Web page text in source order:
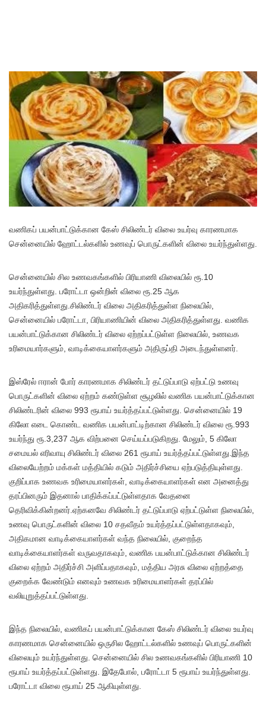
வணிகப் பயன்பாட்டுக்கான கேஸ் சிலிண்டர் விலை உயர்வு காரணமாக
சென்னையில் ஹோட்டல்களில் உணவுப் பொருட்களின் விலை உயர்ந்துள்ளது.
சென்னையில் சில உணவகங்களில் பிரியாணி விலையில் ரூ.10
உயர்ந்துள்ளது. பரோட்டா ஒன்றின் விலை ரூ.25 ஆக
அதிகரித்துள்ளது.சிலிண்டர் விலை அதிகரித்துள்ள நிலையில்,
சென்னையில் பரோட்டா, பிரியாணியின் விலை அதிகரித்துள்ளது. வணிக
பயன்பாட்டுக்கான சிலிண்டர் விலை ஏற்றப்பட்டுள்ள நிலையில், உணவக
உரிமையார்களும், வாடிக்கையாளர்களும் அதிருப்தி அடைந்துள்ளனர்.
இஸ்ரேல் ஈரான் போர் காரணமாக சிலிண்டர் தட்டுப்பாடு ஏற்பட்டு உணவு
பொருட்களின் விலை ஏற்றம் கண்டுள்ள சூழலில் வணிக பயன்பாட்டுக்கான
சிலிண்டரின் விலை 993 ரூபாய் உயர்த்தப்பட்டுள்ளது. சென்னையில் 19
கிலோ எடை கொண்ட வணிக பயன்பாட்டிற்கான சிலிண்டர் விலை ரூ.993
உயர்ந்து ரூ.3,237 ஆக விற்பனை செய்யப்படுகிறது. மேலும், 5 கிலோ
சமையல் எரிவாயு சிலிண்டர் விலை 261 ரூபாய் உயர்த்தப்பட்டுள்ளது.இந்த
விலையேற்றம் மக்கள் மத்தியில் கடும் அதிர்ச்சியை ஏற்படுத்தியுள்ளது.
குறிப்பாக உணவக உரிமையாளர்கள், வாடிக்கையாளர்கள் என அனைத்து
தரப்பினரும் இதனால் பாதிக்கப்பட்டுள்ளதாக வேதனை
தெரிவிக்கின்றனர்.ஏற்கனவே சிலிண்டர் தட்டுப்பாடு ஏற்பட்டுள்ள நிலையில்,
உணவு பொருட்களின் விலை 10 சதவீதம் உயர்த்தப்பட்டுள்ளதாகவும்,
அதிகமான வாடிக்கையாளர்கள் வந்த நிலையில், குறைந்த
வாடிக்கையாளர்கள் வருவதாகவும், வணிக பயன்பாட்டுக்கான சிலிண்டர்
விலை ஏற்றம் அதிர்ச்சி அளிப்பதாகவும், மத்திய அரசு விலை ஏற்றத்தை
குறைக்க வேண்டும் எனவும் உணவக உரிமையாளர்கள் தரப்பில்
வலியுறுத்தப்பட்டுள்ளது.
இந்த நிலையில், வணிகப் பயன்பாட்டுக்கான கேஸ் சிலிண்டர் விலை உயர்வு
காரணமாக சென்னையில் ஒருசில ஹோட்டல்களில் உணவுப் பொருட்களின்
விலையும் உயர்ந்துள்ளது. சென்னையில் சில உணவகங்களில் பிரியாணி 10
ரூபாய் உயர்த்தப்பட்டுள்ளது. இதேபோல், பரோட்டா 5 ரூபாய் உயர்ந்துள்ளது.
பரோட்டா விலை ரூபாய் 25 ஆகியுள்ளது.